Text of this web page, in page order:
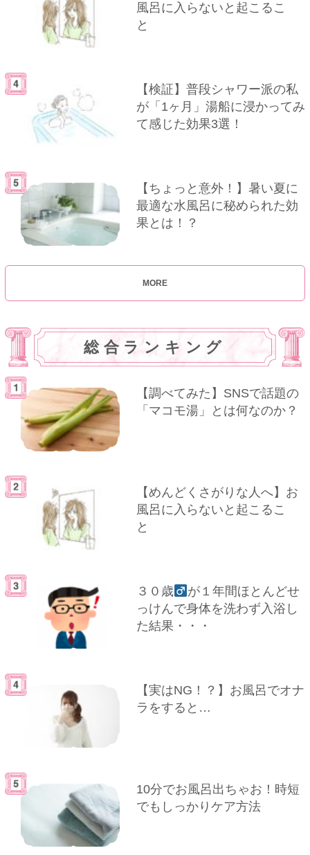
風呂に入らないと起こるこ
と
【検証】普段シャワー派の私
が「1ヶ月」湯船に浸かってみ
て感じた効果3選！
【ちょっと意外！】暑い夏に
最適な水風呂に秘められた効
果とは！？
MORE
総合ランキング
【調べてみた】SNSで話題の
「マコモ湯」とは何なのか？
【めんどくさがりな人へ】お
風呂に入らないと起こるこ
と
３０歳
が１年間ほとんどせ
っけんで身体を洗わず入浴し
た結果・・・
【実はNG！？】お風呂でオナ
ラをすると…
10分でお風呂出ちゃお！時短
でもしっかりケア方法